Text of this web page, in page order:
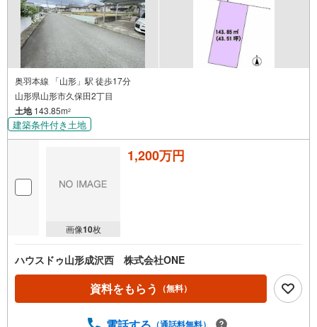
奥羽本線 「山形」駅 徒歩17分
山形県山形市久保田2丁目
土地143.85m2
建築条件付き土地
画像10枚
1,200万円
ハウスドゥ山形成沢西 株式会社ONE
資料をもらう （無料）
（通話料無料）